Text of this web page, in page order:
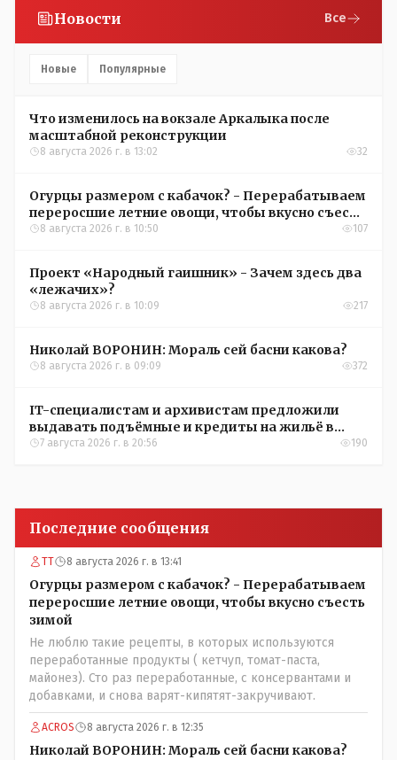
Новости Все
Новые Популярные
Что изменилось на вокзале Аркалыка после
масштабной реконструкции
8 августа 2026 г. в 13:02 32
Огурцы размером с кабачок? - Перерабатываем
переросшие летние овощи, чтобы вкусно съесть
зимой
8 августа 2026 г. в 10:50 107
Проект «Народный гаишник» - Зачем здесь два
«лежачих»?
8 августа 2026 г. в 10:09 217
Николай ВОРОНИН: Мораль сей басни какова?
8 августа 2026 г. в 09:09 372
IT-специалистам и архивистам предложили
выдавать подъёмные и кредиты на жильё в
сёлах Казахстана
7 августа 2026 г. в 20:56 190
Последние сообщения
ТТ 8 августа 2026 г. в 13:41
Огурцы размером с кабачок? - Перерабатываем
переросшие летние овощи, чтобы вкусно съесть
зимой
Не люблю такие рецепты, в которых используются
переработанные продукты ( кетчуп, томат-паста,
майонез). Сто раз переработанные, с консервантами и
добавками, и снова варят-кипятят-закручивают.
ACROS 8 августа 2026 г. в 12:35
Николай ВОРОНИН: Мораль сей басни какова?